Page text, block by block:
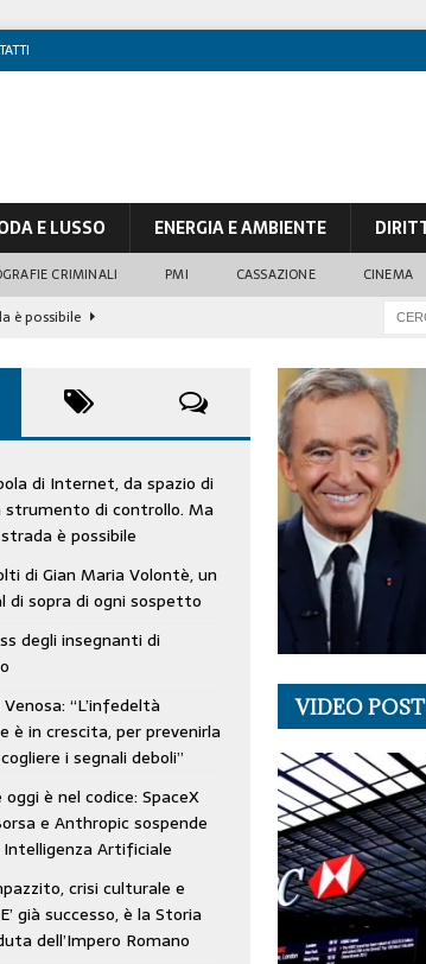
E LUSSO ENERGIA E AMBIENTE
CRIMINALI PMI CASSAZIONE CINEMA
è possibile
deboli”
Artificiale
Dorfles e lui
di Internet, da spazio di
strumento di controllo. Ma
è possibile
di Gian Maria Volontè, un
di sopra di ogni sospetto
degli insegnanti di
“L’infedeltà
è in crescita, per prevenirla
i segnali deboli”
è nel codice: SpaceX
e Anthropic sospende
Intelligenza Artificiale
crisi culturale e
già successo, è la Storia
dell’Impero Romano
VIDEO